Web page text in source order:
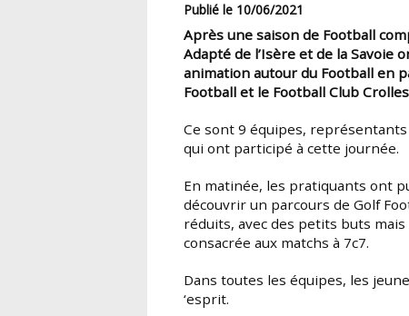
Publié le 10/06/2021
Après une saison de Football compliquée, les Comités Départementaux Sport
Adapté de l’Isère et de la Savoie
animation autour du Football en
Football et le Football Club
Ce sont 9 équipes, représentants des structures médico-sociales pour les jeunes,
qui ont participé à cette journée.
En matinée, les pratiquants ont pu s’exercer sur un atelier de tir sur cible,
découvrir un parcours de Golf
réduits, avec des petits buts
consacrée aux matchs à 7c7.
Dans toutes les équipes, les jeunes ont été félicités de leur fair-play et leur état d
‘esprit.